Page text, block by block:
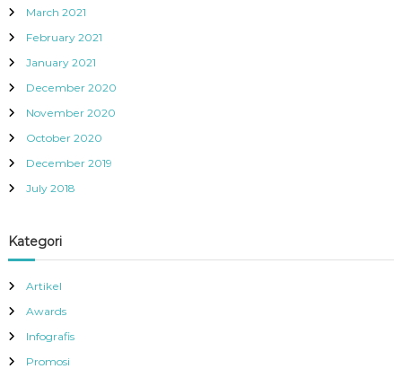
March 2021
February 2021
January 2021
December 2020
November 2020
October 2020
December 2019
July 2018
Kategori
Artikel
Awards
Infografis
Promosi